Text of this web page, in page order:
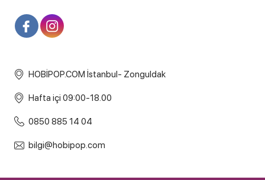
HOBİPOP.COM İstanbul- Zonguldak
Hafta içi 09:00-18.00
0850 885 14 04
bilgi@hobipop.com